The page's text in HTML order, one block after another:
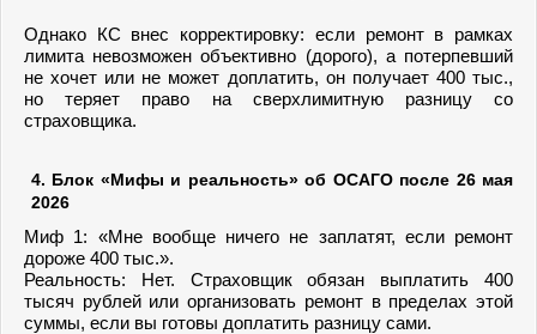
Однако КС внес корректировку: если ремонт в рамках
лимита невозможен объективно (дорого), а потерпевший
не хочет или не может доплатить, он получает 400 тыс.,
но теряет право на сверхлимитную разницу со
страховщика.
4. Блок «Мифы и реальность» об ОСАГО после 26 мая
2026
Миф 1: «Мне вообще ничего не заплатят, если ремонт
дороже 400 тыс.».
Реальность: Нет. Страховщик обязан выплатить 400
тысяч рублей или организовать ремонт в пределах этой
суммы, если вы готовы доплатить разницу сами.